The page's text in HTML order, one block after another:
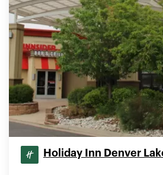
Holiday Inn Denver